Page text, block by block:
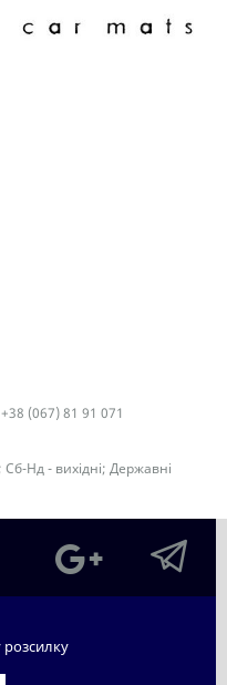
+38 (067) 81 91 071
Нд - вихідні; Державні